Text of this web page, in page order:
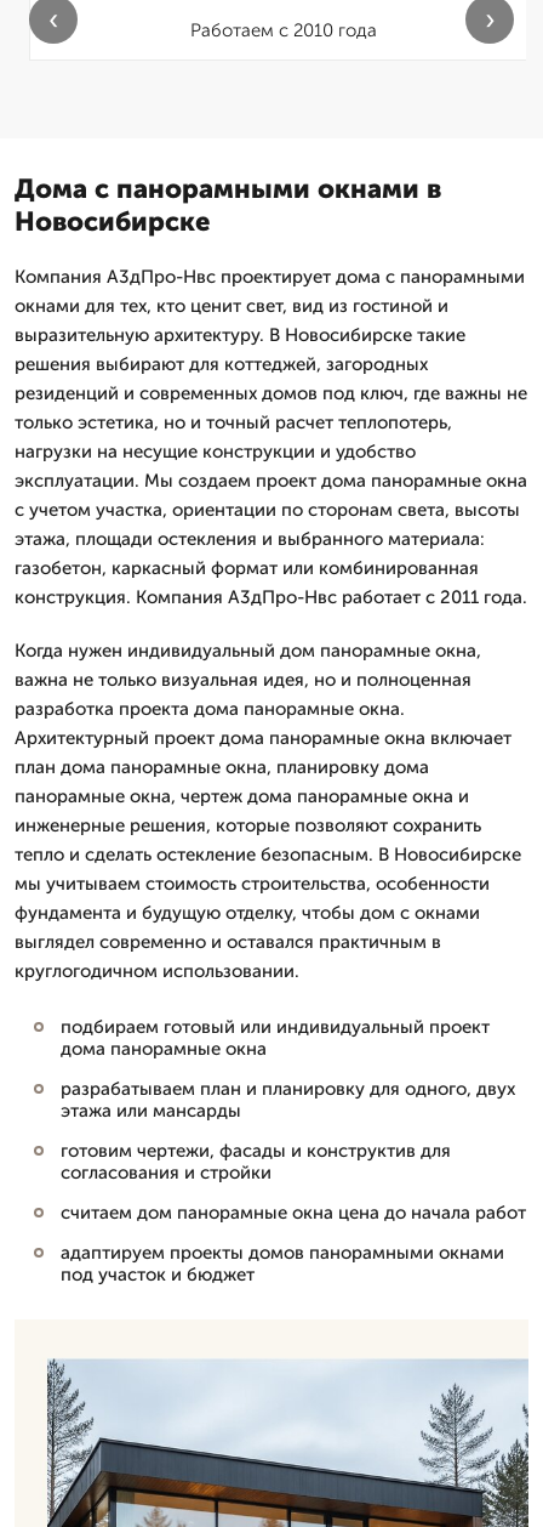
Работаем с 2010 года
‹ ›
Дома с панорамными окнами в
Новосибирске
Компания А3дПро-Нвс проектирует дома с панорамными
окнами для тех, кто ценит свет, вид из гостиной и
выразительную архитектуру. В Новосибирске такие
решения выбирают для коттеджей, загородных
резиденций и современных домов под ключ, где важны не
только эстетика, но и точный расчет теплопотерь,
нагрузки на несущие конструкции и удобство
эксплуатации. Мы создаем проект дома панорамные окна
с учетом участка, ориентации по сторонам света, высоты
этажа, площади остекления и выбранного материала:
газобетон, каркасный формат или комбинированная
конструкция. Компания А3дПро-Нвс работает с 2011 года.
Когда нужен индивидуальный дом панорамные окна,
важна не только визуальная идея, но и полноценная
разработка проекта дома панорамные окна.
Архитектурный проект дома панорамные окна включает
план дома панорамные окна, планировку дома
панорамные окна, чертеж дома панорамные окна и
инженерные решения, которые позволяют сохранить
тепло и сделать остекление безопасным. В Новосибирске
мы учитываем стоимость строительства, особенности
фундамента и будущую отделку, чтобы дом с окнами
выглядел современно и оставался практичным в
круглогодичном использовании.
подбираем готовый или индивидуальный проект
дома панорамные окна
разрабатываем план и планировку для одного, двух
этажа или мансарды
готовим чертежи, фасады и конструктив для
согласования и стройки
считаем дом панорамные окна цена до начала работ
адаптируем проекты домов панорамными окнами
под участок и бюджет